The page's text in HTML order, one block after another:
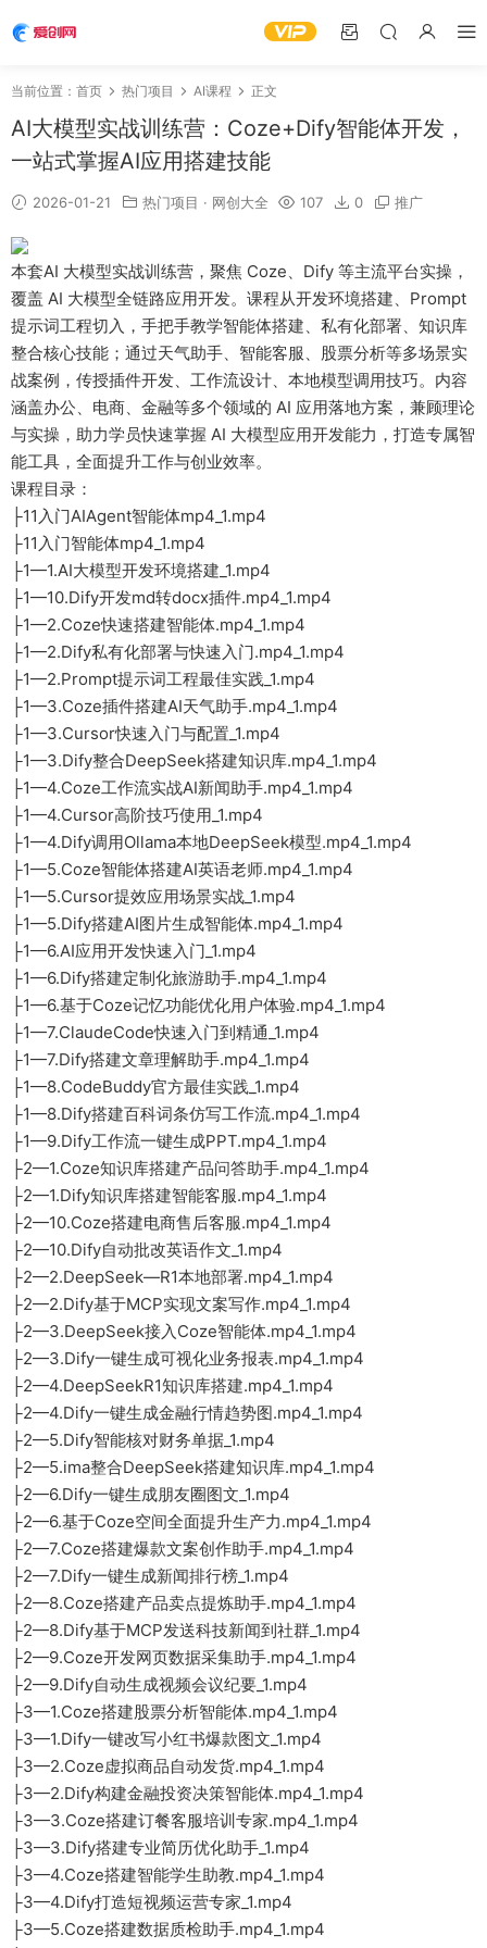
当前位置： 首页 热门项目 AI课程 正文
AI大模型实战训练营：Coze+Dify智能体开发，
一站式掌握AI应用搭建技能
2026-01-21 热门项目 · 网创大全 107 0 推广
本套AI 大模型实战训练营，聚焦 Coze、Dify 等主流平台实操，
覆盖 AI 大模型全链路应用开发。课程从开发环境搭建、Prompt
提示词工程切入，手把手教学智能体搭建、私有化部署、知识库
整合核心技能；通过天气助手、智能客服、股票分析等多场景实
战案例，传授插件开发、工作流设计、本地模型调用技巧。内容
涵盖办公、电商、金融等多个领域的 AI 应用落地方案，兼顾理论
与实操，助力学员快速掌握 AI 大模型应用开发能力，打造专属智
能工具，全面提升工作与创业效率。
课程目录：
├11入门AIAgent智能体mp4_1.mp4
├11入门智能体mp4_1.mp4
├1—1.AI大模型开发环境搭建_1.mp4
├1—10.Dify开发md转docx插件.mp4_1.mp4
├1—2.Coze快速搭建智能体.mp4_1.mp4
├1—2.Dify私有化部署与快速入门.mp4_1.mp4
├1—2.Prompt提示词工程最佳实践_1.mp4
├1—3.Coze插件搭建AI天气助手.mp4_1.mp4
├1—3.Cursor快速入门与配置_1.mp4
├1—3.Dify整合DeepSeek搭建知识库.mp4_1.mp4
├1—4.Coze工作流实战AI新闻助手.mp4_1.mp4
├1—4.Cursor高阶技巧使用_1.mp4
├1—4.Dify调用Ollama本地DeepSeek模型.mp4_1.mp4
├1—5.Coze智能体搭建AI英语老师.mp4_1.mp4
├1—5.Cursor提效应用场景实战_1.mp4
├1—5.Dify搭建AI图片生成智能体.mp4_1.mp4
├1—6.AI应用开发快速入门_1.mp4
├1—6.Dify搭建定制化旅游助手.mp4_1.mp4
├1—6.基于Coze记忆功能优化用户体验.mp4_1.mp4
├1—7.ClaudeCode快速入门到精通_1.mp4
├1—7.Dify搭建文章理解助手.mp4_1.mp4
├1—8.CodeBuddy官方最佳实践_1.mp4
├1—8.Dify搭建百科词条仿写工作流.mp4_1.mp4
├1—9.Dify工作流一键生成PPT.mp4_1.mp4
├2—1.Coze知识库搭建产品问答助手.mp4_1.mp4
├2—1.Dify知识库搭建智能客服.mp4_1.mp4
├2—10.Coze搭建电商售后客服.mp4_1.mp4
├2—10.Dify自动批改英语作文_1.mp4
├2—2.DeepSeek—R1本地部署.mp4_1.mp4
├2—2.Dify基于MCP实现文案写作.mp4_1.mp4
├2—3.DeepSeek接入Coze智能体.mp4_1.mp4
├2—3.Dify一键生成可视化业务报表.mp4_1.mp4
├2—4.DeepSeekR1知识库搭建.mp4_1.mp4
├2—4.Dify一键生成金融行情趋势图.mp4_1.mp4
├2—5.Dify智能核对财务单据_1.mp4
├2—5.ima整合DeepSeek搭建知识库.mp4_1.mp4
├2—6.Dify一键生成朋友圈图文_1.mp4
├2—6.基于Coze空间全面提升生产力.mp4_1.mp4
├2—7.Coze搭建爆款文案创作助手.mp4_1.mp4
├2—7.Dify一键生成新闻排行榜_1.mp4
├2—8.Coze搭建产品卖点提炼助手.mp4_1.mp4
├2—8.Dify基于MCP发送科技新闻到社群_1.mp4
├2—9.Coze开发网页数据采集助手.mp4_1.mp4
├2—9.Dify自动生成视频会议纪要_1.mp4
├3—1.Coze搭建股票分析智能体.mp4_1.mp4
├3—1.Dify一键改写小红书爆款图文_1.mp4
├3—2.Coze虚拟商品自动发货.mp4_1.mp4
├3—2.Dify构建金融投资决策智能体.mp4_1.mp4
├3—3.Coze搭建订餐客服培训专家.mp4_1.mp4
├3—3.Dify搭建专业简历优化助手_1.mp4
├3—4.Coze搭建智能学生助教.mp4_1.mp4
├3—4.Dify打造短视频运营专家_1.mp4
├3—5.Coze搭建数据质检助手.mp4_1.mp4